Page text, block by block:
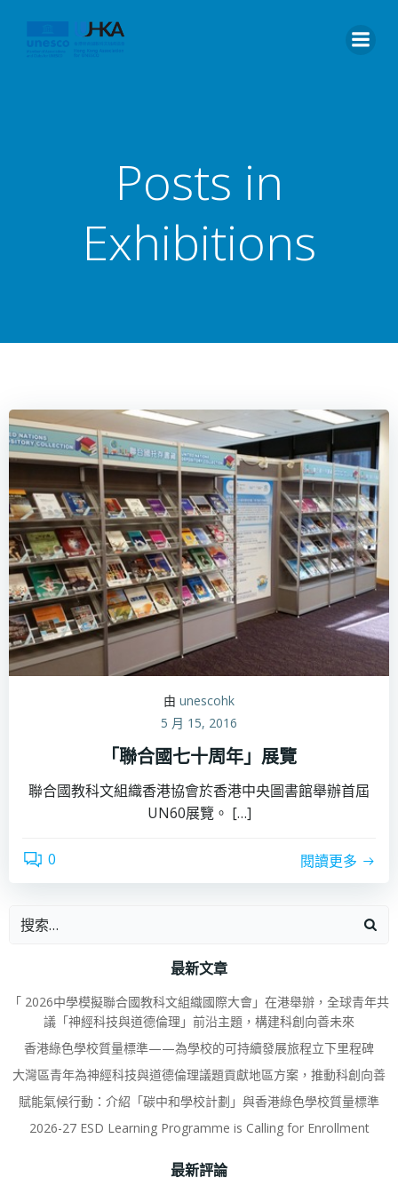
Posts in
Exhibitions
由 unescohk
5 月 15, 2016
「聯合國七十周年」展覽
聯合國教科文組織香港協會於香港中央圖書館舉辦首屆
UN60展覽。 […]
0 閱讀更多
最新文章
「 2026中學模擬聯合國教科文組織國際大會」在港舉辦，全球青年共
議「神經科技與道德倫理」前沿主題，構建科創向善未來
香港綠色學校質量標準——為學校的可持續發展旅程立下里程碑
大灣區青年為神經科技與道德倫理議題貢獻地區方案，推動科創向善
賦能氣候行動：介紹「碳中和學校計劃」與香港綠色學校質量標準
2026-27 ESD Learning Programme is Calling for Enrollment
最新評論